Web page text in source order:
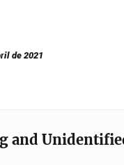
de 2021
and